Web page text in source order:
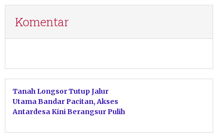
Komentar
Tanah Longsor Tutup Jalur
Utama Bandar Pacitan, Akses
Antardesa Kini Berangsur Pulih